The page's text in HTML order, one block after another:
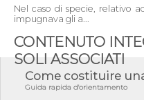
Nel caso di specie, relativo
impugnava gli a...
CONTENUTO
SOLI ASSOCIATI
Come costituire
Guida rapida d'orientamento